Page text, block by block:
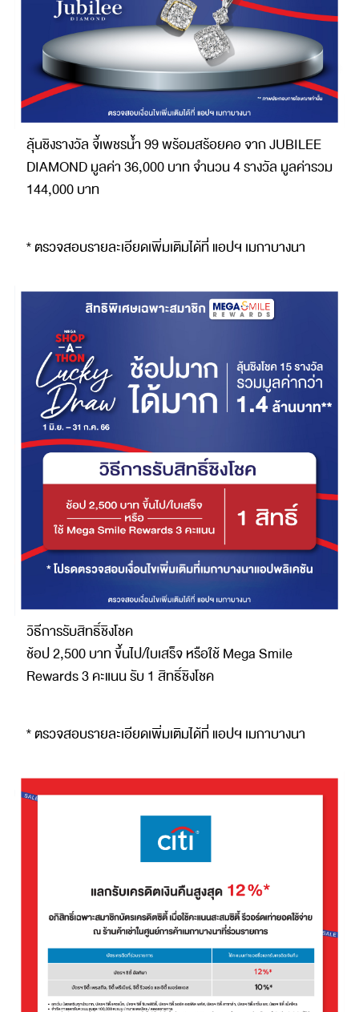
ลุ้นชิงรางวัล จี้เพชรน้ำ 99 พร้อมสร้อยคอ จาก JUBILEE
DIAMOND มูลค่า 36,000 บาท จำนวน 4 รางวัล มูลค่ารวม
144,000 บาท
* ตรวจสอบรายละเอียดเพิ่มเติมได้ที่ แอปฯ เมกาบางนา
วิธีการรับสิทธิ์ชิงโชค
ช้อป 2,500 บาท ขึ้นไป/ใบเสร็จ หรือใช้ Mega Smile
Rewards 3 คะแนน รับ 1 สิทธิ์ชิงโชค
* ตรวจสอบรายละเอียดเพิ่มเติมได้ที่ แอปฯ เมกาบางนา